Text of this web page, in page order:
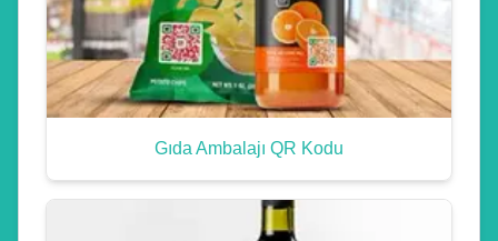
Gıda Ambalajı QR Kodu